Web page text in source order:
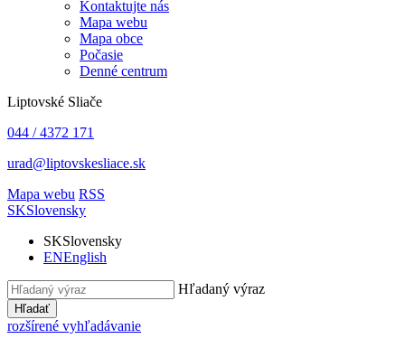
Kontaktujte nás
Mapa webu
Mapa obce
Počasie
Denné centrum
Liptovské Sliače
044 / 4372 171
urad@liptovskesliace.sk
Mapa webu RSS
SKSlovensky
SKSlovensky
ENEnglish
Hľadaný výraz
Hľadať
rozšírené vyhľadávanie